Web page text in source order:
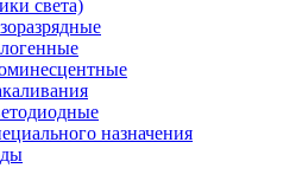
света)
назначения